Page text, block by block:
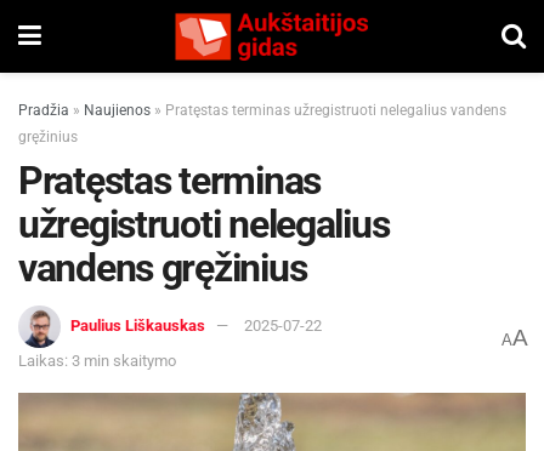
Pradžia » Naujienos » Pratęstas terminas užregistruoti nelegalius vandens
gręžinius
Pratęstas terminas
užregistruoti nelegalius
vandens gręžinius
Paulius Liškauskas
2025-07-22
Laikas: 3 min skaitymo
AA